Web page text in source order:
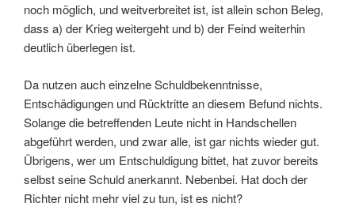
noch möglich, und weitverbreitet ist, ist allein schon Beleg,
dass a) der Krieg weitergeht und b) der Feind weiterhin
deutlich überlegen ist.
Da nutzen auch einzelne Schuldbekenntnisse,
Entschädigungen und Rücktritte an diesem Befund nichts.
Solange die betreffenden Leute nicht in Handschellen
abgeführt werden, und zwar alle, ist gar nichts wieder gut.
Übrigens, wer um Entschuldigung bittet, hat zuvor bereits
selbst seine Schuld anerkannt. Nebenbei. Hat doch der
Richter nicht mehr viel zu tun, ist es nicht?